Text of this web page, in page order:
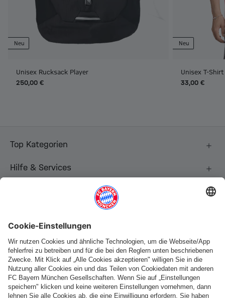
Neu
Unisex Rucksack Player
250,00 €
Neu
Unisex T-Shirt
33,00 €
Top Kategorien
Hilfe & Services
Folge uns
Zahlung & Lieferung